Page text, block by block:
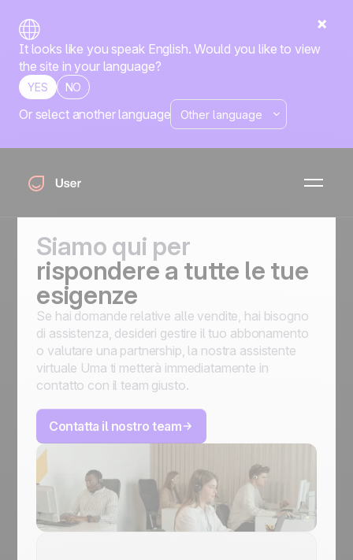
It looks like you speak English. Would you like to view
the site in your language?
YES NO
Or select another languageContattaci
Siamo qui per
rispondere a tutte le tue
esigenze
Se hai domande relative alle vendite, hai bisogno
di assistenza, desideri gestire il tuo abbonamento
o valutare una partnership, la nostra assistente
virtuale Uma ti metterà immediatamente in
contatto con il team giusto.
Contatta il nostro team